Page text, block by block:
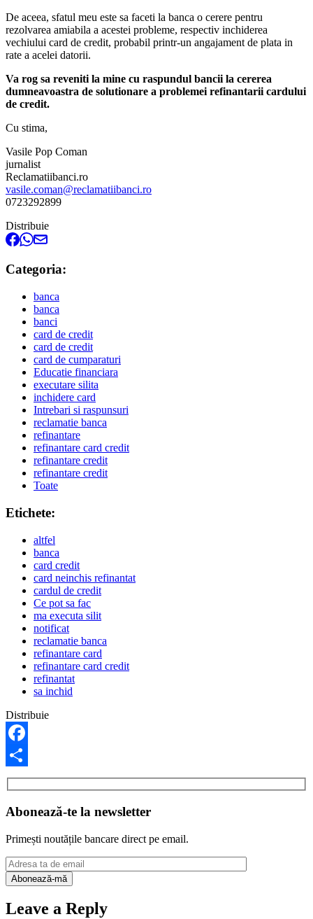
De aceea, sfatul meu este sa faceti la banca o cerere pentru
rezolvarea amiabila a acestei probleme, respectiv inchiderea
vechiului card de credit, probabil printr-un angajament de plata in
rate a acelei datorii.
Va rog sa reveniti la mine cu raspundul bancii la cererea
dumneavoastra de solutionare a problemei refinantarii cardului
de credit.
Cu stima,
Vasile Pop Coman
jurnalist
Reclamatiibanci.ro
vasile.coman@reclamatiibanci.ro
0723292899
Distribuie
Categoria:
banca
banca
banci
card de credit
card de credit
card de cumparaturi
Educatie financiara
executare silita
inchidere card
Intrebari si raspunsuri
reclamatie banca
refinantare
refinantare card credit
refinantare credit
refinantare credit
Toate
Etichete:
altfel
banca
card credit
card neinchis refinantat
cardul de credit
Ce pot sa fac
ma executa silit
notificat
reclamatie banca
refinantare card
refinantare card credit
refinantat
sa inchid
Distribuie
Facebook
Share
Abonează-te la newsletter
Primești noutățile bancare direct pe email.
Leave a Reply